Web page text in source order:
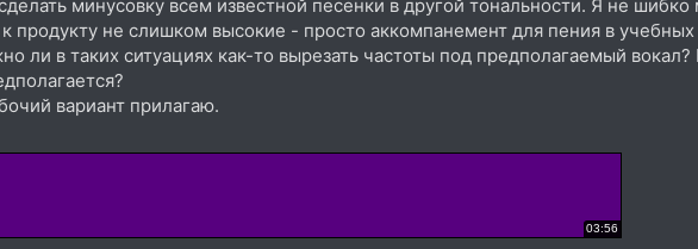
минусовку всем известной песенки в другой тональности. Я не
продукту не слишком высокие - просто аккомпанемент для пения в учебных
ли в таких ситуациях как-то вырезать частоты под предполагаемый
вариант прилагаю.